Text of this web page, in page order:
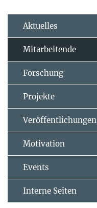
Aktuelles
Mitarbeitende
Forschung
Projekte
Veröffentlichungen
Motivation
Events
Interne Seiten